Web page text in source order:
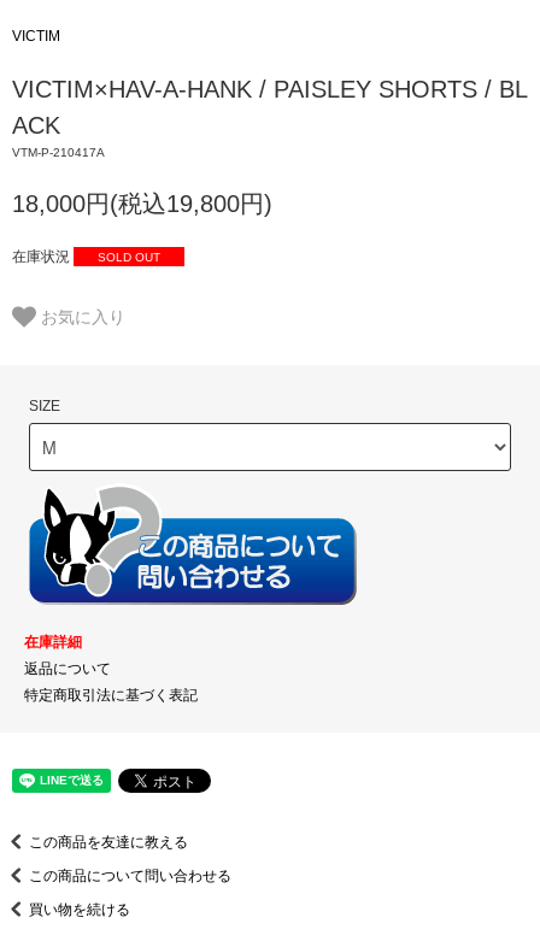
VICTIM
VICTIM×HAV-A-HANK / PAISLEY SHORTS / BL
ACK
VTM-P-210417A
18,000円(税込19,800円)
在庫状況 SOLD OUT
お気に入り
SIZE
在庫詳細
返品について
特定商取引法に基づく表記
この商品を友達に教える
この商品について問い合わせる
買い物を続ける